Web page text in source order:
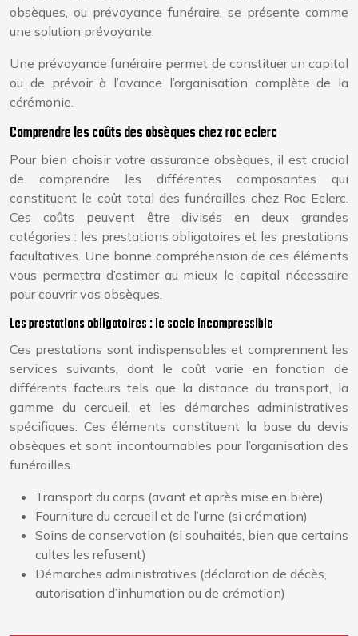
obsèques, ou prévoyance funéraire, se présente comme
une solution prévoyante.
Une prévoyance funéraire permet de constituer un capital
ou de prévoir à l’avance l’organisation complète de la
cérémonie.
Comprendre les coûts des obsèques chez roc eclerc
Pour bien choisir votre assurance obsèques, il est crucial
de comprendre les différentes composantes qui
constituent le coût total des funérailles chez Roc Eclerc.
Ces coûts peuvent être divisés en deux grandes
catégories : les prestations obligatoires et les prestations
facultatives. Une bonne compréhension de ces éléments
vous permettra d’estimer au mieux le capital nécessaire
pour couvrir vos obsèques.
Les prestations obligatoires : le socle incompressible
Ces prestations sont indispensables et comprennent les
services suivants, dont le coût varie en fonction de
différents facteurs tels que la distance du transport, la
gamme du cercueil, et les démarches administratives
spécifiques. Ces éléments constituent la base du devis
obsèques et sont incontournables pour l’organisation des
funérailles.
Transport du corps (avant et après mise en bière)
Fourniture du cercueil et de l’urne (si crémation)
Soins de conservation (si souhaités, bien que certains
cultes les refusent)
Démarches administratives (déclaration de décès,
autorisation d’inhumation ou de crémation)